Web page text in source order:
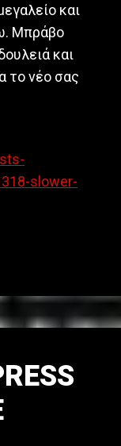
και
Μπράβο
και
το νέο σας
slower-